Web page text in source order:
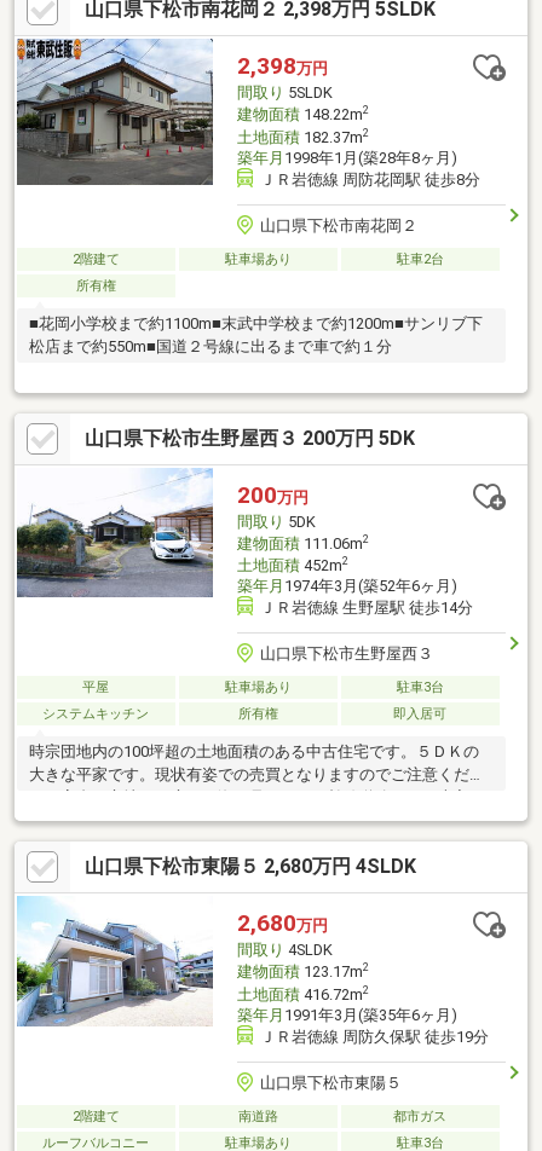
町店まで約450m■みずほ郵便局まで約700m
山口県下松市南花岡２ 2,398万円 5SLDK
2,398万円
間取り 5SLDK
建物面積148.22m2
土地面積182.37m2
築年月 1998年1月(築28年8ヶ月)
ＪＲ岩徳線 周防花岡駅 徒歩8分
山口県下松市南花岡２
2階建て 駐車場あり
駐車2台
所有権
■花岡小学校まで約1100m■末武中学校まで約1200m■サンリブ下
松店まで約550m■国道２号線に出るまで車で約１分
山口県下松市生野屋西３ 200万円 5DK
200万円
間取り 5DK
建物面積111.06m2
土地面積452m2
築年月 1974年3月(築52年6ヶ月)
ＪＲ岩徳線 生野屋駅 徒歩14分
山口県下松市生野屋西３
平屋 駐車場あり
駐車3台
システムキッチン
所有権 即入居可
時宗団地内の100坪超の土地面積のある中古住宅です。５ＤＫの
大きな平家です。現状有姿での売買となりますのでご注意くださ
た立地ですから、静かな場所です。
山口県下松市東陽５ 2,680万円 4SLDK
2,680万円
間取り 4SLDK
建物面積123.17m2
土地面積416.72m2
築年月 1991年3月(築35年6ヶ月)
ＪＲ岩徳線 周防久保駅 徒歩19分
山口県下松市東陽５
2階建て 南道路
都市ガス
ルーフバルコニー
駐車場あり 駐車3台